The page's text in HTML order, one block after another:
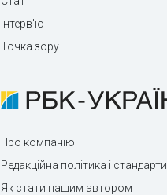
Інтерв'ю
Точка зору
Про компанію
Редакційна політика і стандарти
Як стати нашим автором